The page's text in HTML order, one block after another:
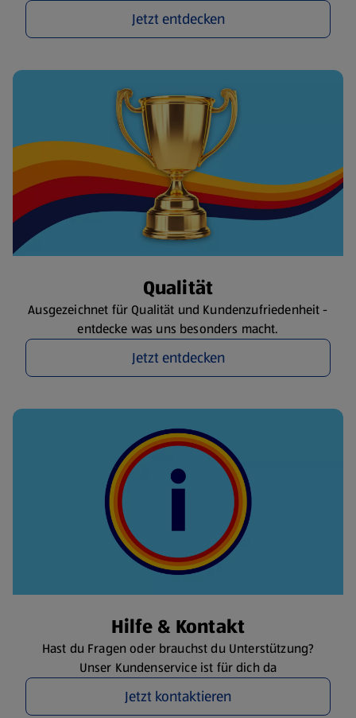
Jetzt entdecken
Qualität
Ausgezeichnet für Qualität und Kundenzufriedenheit -
entdecke was uns besonders macht.
Jetzt entdecken
Hilfe & Kontakt
Hast du Fragen oder brauchst du Unterstützung?
Unser Kundenservice ist für dich da
Jetzt kontaktieren